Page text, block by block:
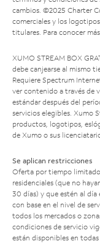
cambios. ©2025 Charter
comerciales y los
titulares. Para conocer
XUMO STREAM BOX
debe canjearse al mismo
Requiere Spectrum
ver contenido a través de
estándar después del
servicios elegibles. Xumo
productos, logotipos,
de Xumo o sus
Se aplican restricciones
Oferta por tiempo
residenciales (que no
30 días) y que estén al
con base en el nivel de
todos los mercados o
condiciones de servicio
están disponibles en todas